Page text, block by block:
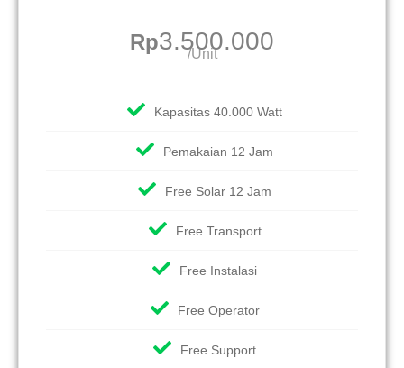
Rp3.500.000
/Unit
Kapasitas 40.000 Watt
Pemakaian 12 Jam
Free Solar 12 Jam
Free Transport
Free Instalasi
Free Operator
Free Support